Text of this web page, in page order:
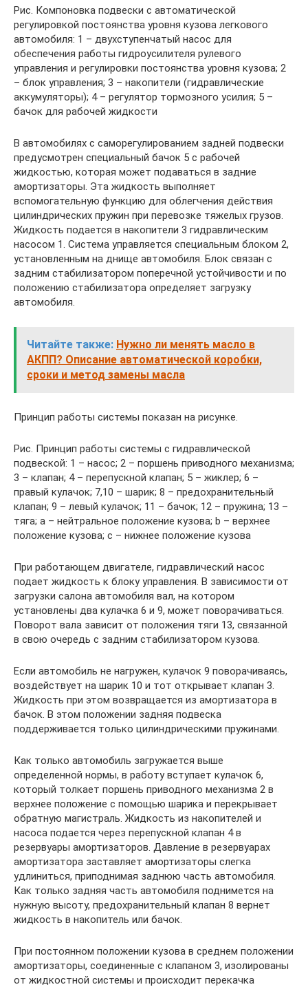
Рис. Компоновка подвески с автоматической
регулировкой постоянства уровня кузова легкового
автомобиля: 1 – двухступенчатый насос для
обеспечения работы гидроусилителя рулевого
управления и регулировки постоянства уровня кузова; 2
– блок управления; 3 – накопители (гидравлические
аккумуляторы); 4 – регулятор тормозного усилия; 5 –
бачок для рабочей жидкости
В автомобилях с саморегулированием задней подвески
предусмотрен специальный бачок 5 с рабочей
жидкостью, которая может подаваться в задние
амортизаторы. Эта жидкость выполняет
вспомогательную функцию для облегчения действия
цилиндричес­ких пружин при перевозке тяжелых гру­зов.
Жидкость подается в накопители 3 гидравлическим
насосом 1. Система управляется специальным блоком 2,
установленным на днище автомобиля. Блок связан с
задним стабилиза­тором поперечной устойчивости и по
положению стабилизатора определяет загрузку
автомобиля.
Читайте также: Нужно ли менять масло в
АКПП? Описание автоматической коробки,
сроки и метод замены масла
Принцип работы системы показан на рисунке.
Рис. Принцип работы системы с гидравлической
подвеской: 1 – насос; 2 – поршень приводного механизма;
3 – клапан; 4 – перепускной клапан; 5 – жиклер; 6 –
правый кулачок; 7,10 – шарик; 8 – предохранительный
клапан; 9 – левый кулачок; 11 – бачок; 12 – пружина; 13 –
тяга; a – нейтральное положение кузова; b – верхнее
положение кузова; c – нижнее положение кузова
При работающем двигателе, гидравлический насос
подает жидкость к блоку управления. В зависимости от
загрузки салона автомобиля вал, на котором
установлены два кулачка 6 и 9, может поворачиваться.
Поворот вала зависит от положения тяги 13, связанной
в свою очередь с задним стабилизатором кузова.
Если автомобиль не нагружен, кулачок 9 поворачиваясь,
воздействует на шарик 10 и тот открывает клапан 3.
Жидкость при этом возвращается из амортизатора в
бачок. В этом положении задняя подвеска
поддерживается только цилин­дрическими пружинами.
Как только автомобиль загружается выше
определенной нормы, в работу вступает кулачок 6,
который толкает поршень приводного механизма 2 в
верхнее положение с помощью шарика и перекрывает
обратную магистраль. Жидкость из накопителей и
насоса подается через перепускной клапан 4 в
резервуары амортизаторов. Давление в резервуарах
амортиза­тора заставляет амортизаторы слегка
удлиниться, приподнимая заднюю часть автомобиля.
Как только задняя часть ав­томобиля поднимется на
нужную высоту, предохранительный клапан 8 вернет
жидкость в накопитель или бачок.
При постоянном положении кузова в среднем положении
амортизаторы, соединенные с клапаном 3, изолированы
от жидкостной системы и происходит перекачка